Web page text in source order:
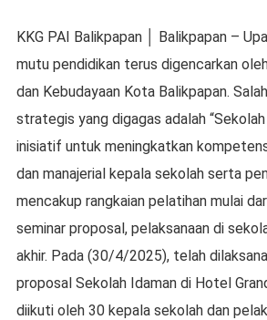
KKG PAI Balikpapan │ Balikpapan –
mutu pendidikan terus digencarkan
dan Kebudayaan Kota Balikpapan.
strategis yang digagas adalah “Sekolah
inisiatif untuk meningkatkan
dan manajerial kepala sekolah serta
mencakup rangkaian pelatihan mulai
seminar proposal, pelaksanaan di
akhir. Pada (30/4/2025), telah
proposal Sekolah Idaman di Hotel
diikuti oleh 30 kepala sekolah dan